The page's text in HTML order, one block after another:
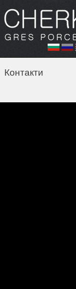
Контакти